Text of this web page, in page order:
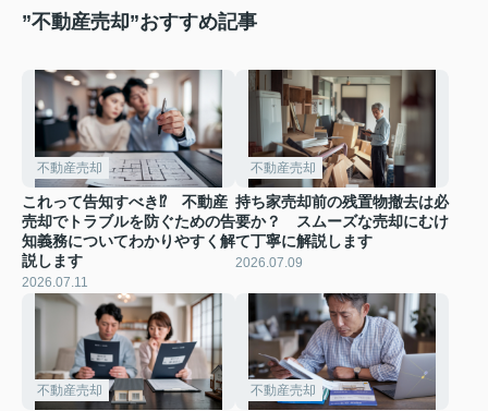
”不動産売却”おすすめ記事
不動産売却
これって告知すべき⁉ 不動産
売却でトラブルを防ぐための告
知義務についてわかりやすく解
説します
2026.07.11
不動産売却
持ち家売却前の残置物撤去は必
要か？ スムーズな売却にむけ
て丁寧に解説します
2026.07.09
不動産売却 不動産売却